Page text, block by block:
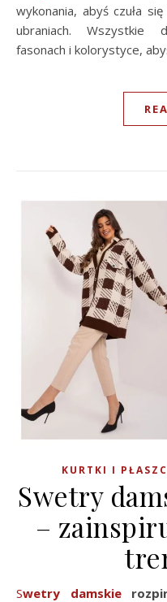
wykonania, abyś czuła
ubraniach. Wszystkie
fasonach i kolorystyce,
KURTKI I
Swetry
–
Swetry damskie